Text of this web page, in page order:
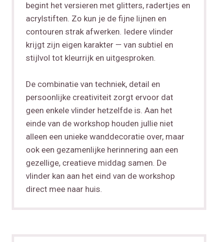
begint het versieren met glitters, radertjes en
acrylstiften. Zo kun je de fijne lijnen en
contouren strak afwerken. Iedere vlinder
krijgt zijn eigen karakter — van subtiel en
stijlvol tot kleurrijk en uitgesproken.
De combinatie van techniek, detail en
persoonlijke creativiteit zorgt ervoor dat
geen enkele vlinder hetzelfde is. Aan het
einde van de workshop houden jullie niet
alleen een unieke wanddecoratie over, maar
ook een gezamenlijke herinnering aan een
gezellige, creatieve middag samen. De
vlinder kan aan het eind van de workshop
direct mee naar huis.